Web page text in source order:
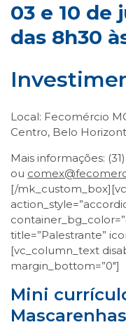
03 e 10 de
das 8h30
Local: Fecomércio
Centro, Belo
Mais informações:
ou
[/
title=”Palestrante”
[vc_column_text
margin_bottom=”0″]
Mini
Mascarenhas